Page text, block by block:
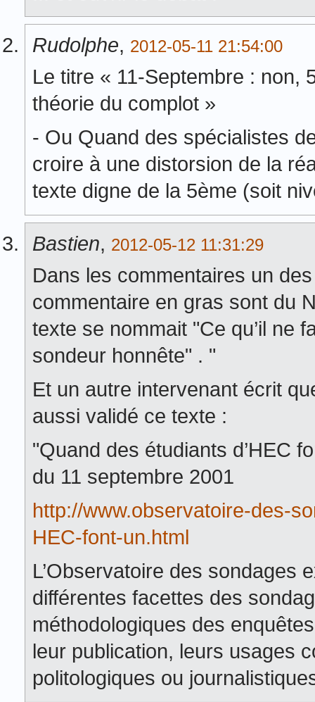
Rudolphe, 2012-05-11 21:54:00
Le titre « 11-Septembre : non,
théorie du complot »
- Ou Quand des spécialistes
croire à une distorsion de la
texte digne de la 5ème (soit
Bastien, 2012-05-12 11:31:29
Dans les commentaires un
commentaire en gras sont du
texte se nommait "Ce qu’il ne
sondeur honnête" . "
Et un autre intervenant écrit
aussi validé ce texte :
"Quand des étudiants d’HEC
du 11 septembre 2001
http://www.observatoire-des-
HEC-font-un.html
L’Observatoire des sondages
différentes facettes des
méthodologiques des
leur publication, leurs usages
politologiques ou